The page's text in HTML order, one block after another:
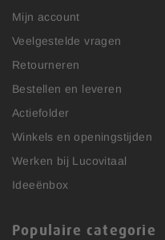
Mijn account
Veelgestelde vragen
Retourneren
Bestellen en leveren
Actiefolder
Winkels en openingstijden
Werken bij Lucovitaal
Ideeënbox
Populaire categorie